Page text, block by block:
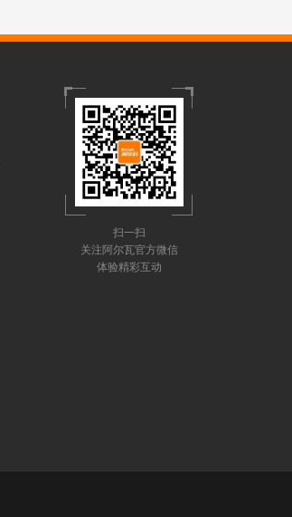
扫一扫
关注阿尔瓦官方微信
体验精彩互动